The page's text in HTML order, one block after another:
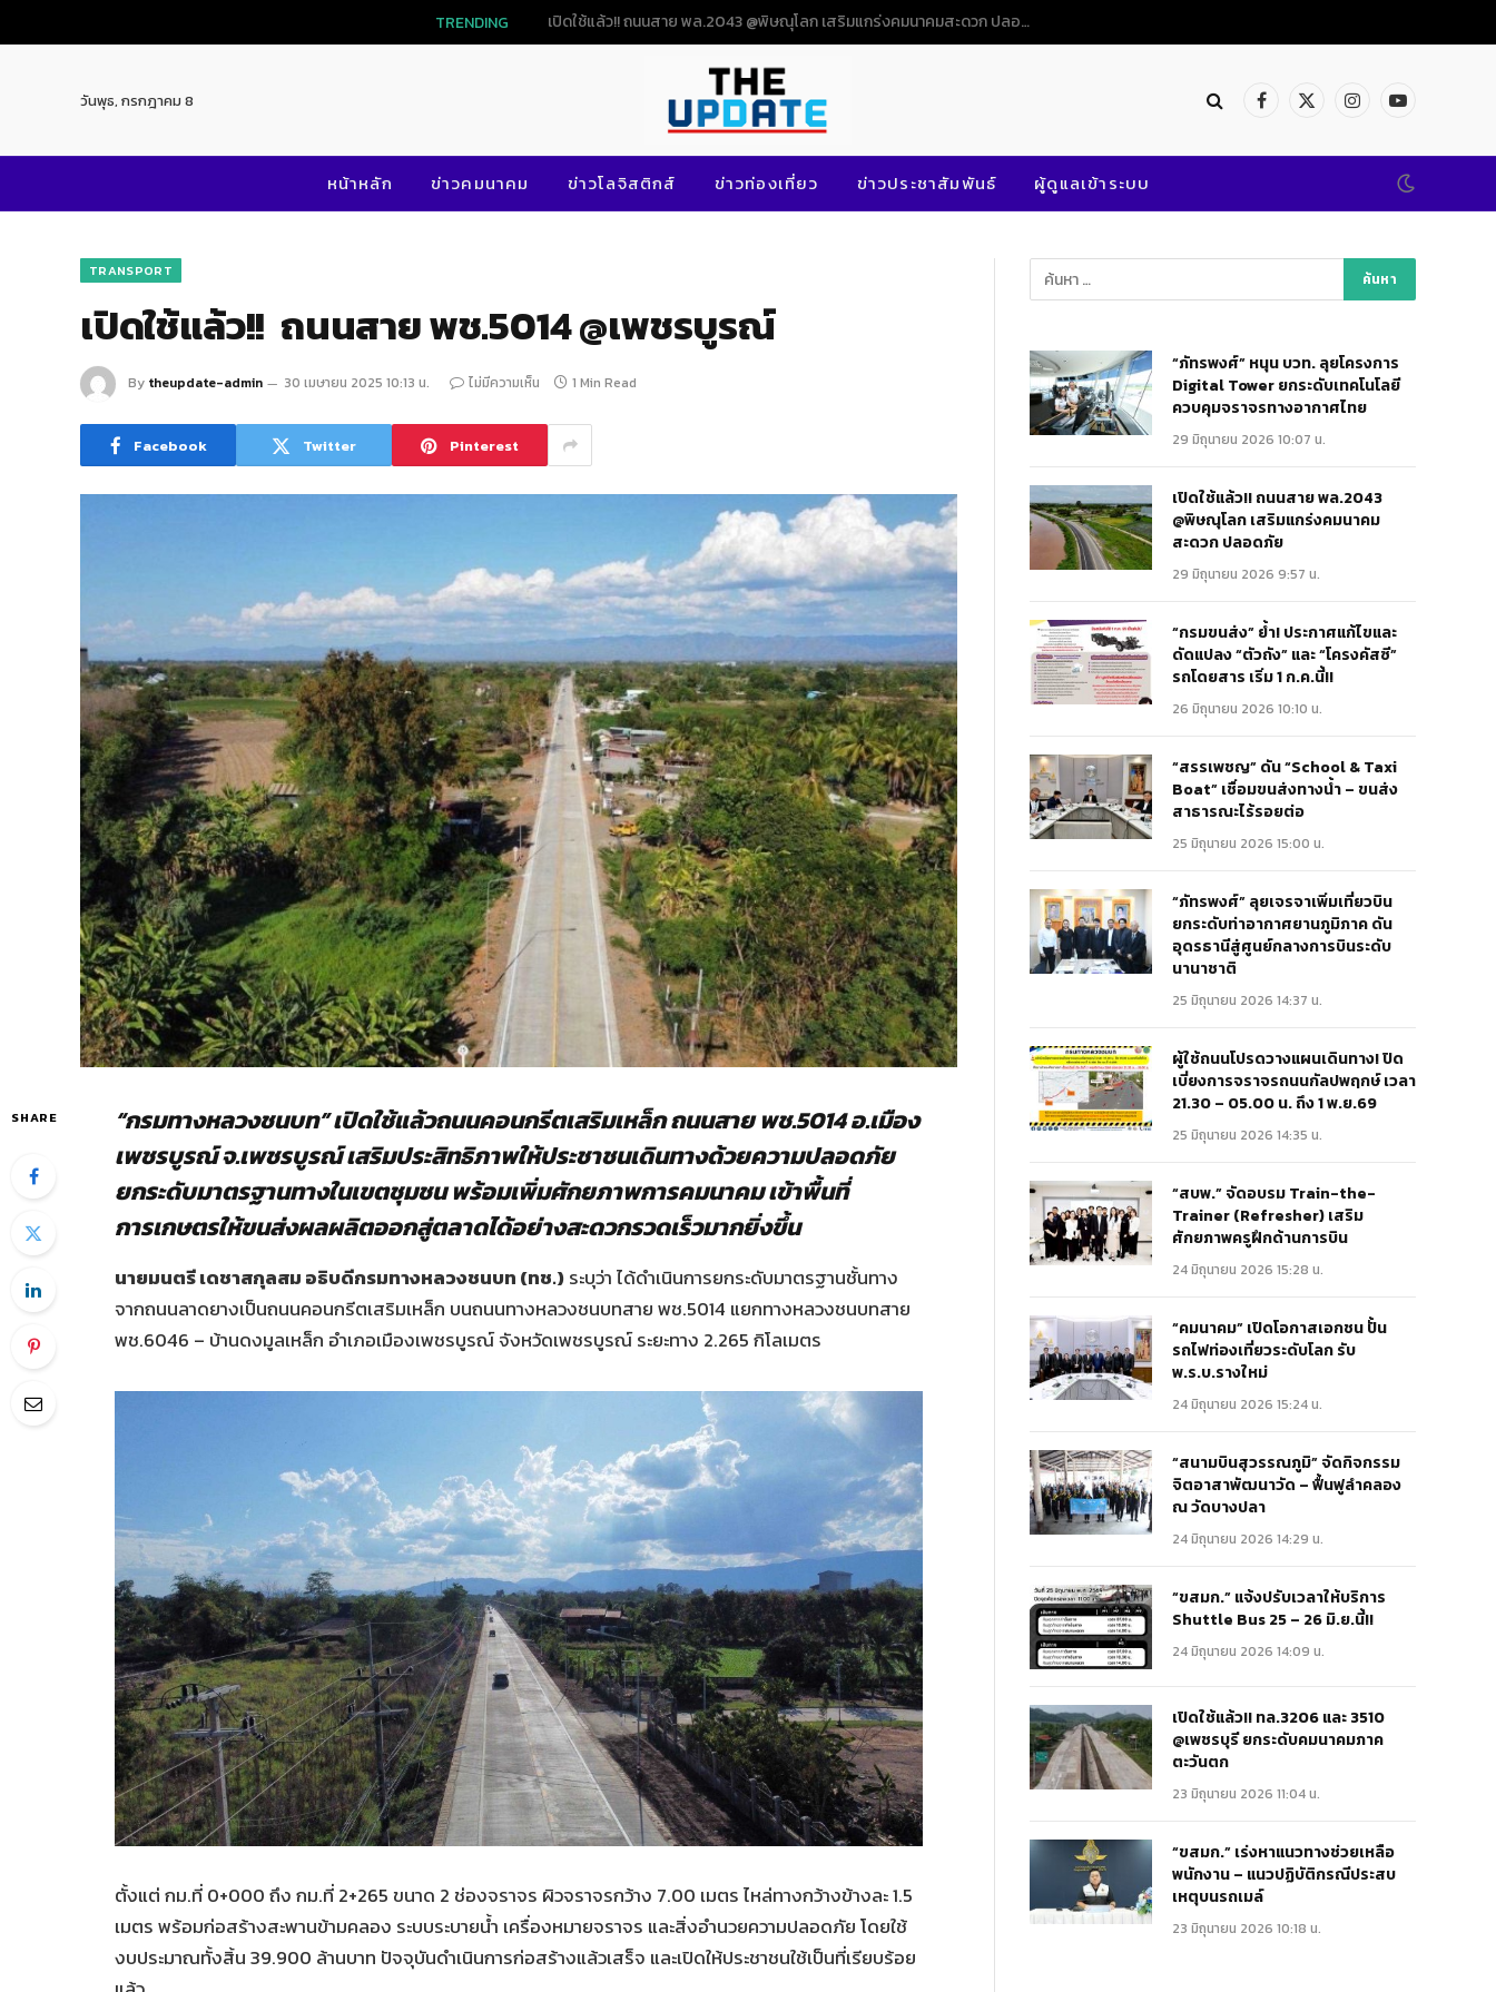
TRENDING เปิดใช้แล้ว!! ถนนสาย พล.2043 @พิษณุโลก เสริมแกร่งคมนาคมสะดวก ปลอดภัย
วันพุธ, กรกฎาคม 8 Facebook
X
InstagramYouTube
หน้าหลัก ข่าวคมนาคม ข่าวโลจิสติกส์ ข่าวท่องเที่ยว ข่าวประชาสัมพันธ์ ผู้ดูแลเข้าระบบ
TRANSPORT
เปิดใช้แล้ว!! ถนนสาย พช.5014 @เพชรบูรณ์
By theupdate-admin 30 เมษายน 2025 10:13 น. ไม่มีความเห็น 1 Min Read
Facebook Twitter Pinterest
SHARE
“กรมทางหลวงชนบท” เปิดใช้แล้วถนนคอนกรีตเสริมเหล็ก ถนนสาย พช.5014 อ.เมือง
เพชรบูรณ์ จ.เพชรบูรณ์ เสริมประสิทธิภาพให้ประชาชนเดินทางด้วยความปลอดภัย
ยกระดับมาตรฐานทางในเขตชุมชน พร้อมเพิ่มศักยภาพการคมนาคม เข้าพื้นที่
การเกษตรให้ขนส่งผลผลิตออกสู่ตลาดได้อย่างสะดวกรวดเร็วมากยิ่งขึ้น
นายมนตรี เดชาสกุลสม อธิบดีกรมทางหลวงชนบท (ทช.) ระบุว่า ได้ดำเนินการยกระดับมาตรฐานชั้นทาง
จากถนนลาดยางเป็นถนนคอนกรีตเสริมเหล็ก บนถนนทางหลวงชนบทสาย พช.5014 แยกทางหลวงชนบทสาย
พช.6046 – บ้านดงมูลเหล็ก อำเภอเมืองเพชรบูรณ์ จังหวัดเพชรบูรณ์ ระยะทาง 2.265 กิโลเมตร
ตั้งแต่ กม.ที่ 0+000 ถึง กม.ที่ 2+265 ขนาด 2 ช่องจราจร ผิวจราจรกว้าง 7.00 เมตร ไหล่ทางกว้างข้างละ 1.5
เมตร พร้อมก่อสร้างสะพานข้ามคลอง ระบบระบายน้ำ เครื่องหมายจราจร และสิ่งอำนวยความปลอดภัย โดยใช้
งบประมาณทั้งสิ้น 39.900 ล้านบาท ปัจจุบันดำเนินการก่อสร้างแล้วเสร็จ และเปิดให้ประชาชนใช้เป็นที่เรียบร้อย
“ภัทรพงศ์” หนุน บวท. ลุยโครงการ
Digital Tower ยกระดับเทคโนโลยี
ควบคุมจราจรทางอากาศไทย
29 มิถุนายน 2026 10:07 น.
เปิดใช้แล้ว!! ถนนสาย พล.2043
@พิษณุโลก เสริมแกร่งคมนาคม
สะดวก ปลอดภัย
29 มิถุนายน 2026 9:57 น.
“กรมขนส่ง” ย้ำ! ประกาศแก้ไขและ
ดัดแปลง “ตัวถัง” และ “โครงคัสซี”
รถโดยสาร เริ่ม 1 ก.ค.นี้!!
26 มิถุนายน 2026 10:10 น.
“สรรเพชญ” ดัน “School & Taxi
Boat” เชื่อมขนส่งทางน้ำ – ขนส่ง
สาธารณะไร้รอยต่อ
25 มิถุนายน 2026 15:00 น.
“ภัทรพงศ์” ลุยเจรจาเพิ่มเที่ยวบิน
ยกระดับท่าอากาศยานภูมิภาค ดัน
อุดรธานีสู่ศูนย์กลางการบินระดับ
นานาชาติ
25 มิถุนายน 2026 14:37 น.
ผู้ใช้ถนนโปรดวางแผนเดินทาง! ปิด
เบี่ยงการจราจรถนนกัลปพฤกษ์ เวลา
21.30 – 05.00 น. ถึง 1 พ.ย.69
25 มิถุนายน 2026 14:35 น.
“สบพ.” จัดอบรม Train-the-
Trainer (Refresher) เสริม
ศักยภาพครูฝึกด้านการบิน
24 มิถุนายน 2026 15:28 น.
“คมนาคม” เปิดโอกาสเอกชน ปั้น
รถไฟท่องเที่ยวระดับโลก รับ
พ.ร.บ.รางใหม่
24 มิถุนายน 2026 15:24 น.
“สนามบินสุวรรณภูมิ” จัดกิจกรรม
จิตอาสาพัฒนาวัด – ฟื้นฟูลำคลอง
ณ วัดบางปลา
24 มิถุนายน 2026 14:29 น.
“ขสมก.” แจ้งปรับเวลาให้บริการ
Shuttle Bus 25 – 26 มิ.ย.นี้!!
24 มิถุนายน 2026 14:09 น.
เปิดใช้แล้ว!! ทล.3206 และ 3510
@เพชรบุรี ยกระดับคมนาคมภาค
ตะวันตก
23 มิถุนายน 2026 11:04 น.
“ขสมก.” เร่งหาแนวทางช่วยเหลือ
พนักงาน – แนวปฏิบัติกรณีประสบ
เหตุบนรถเมล์
23 มิถุนายน 2026 10:18 น.